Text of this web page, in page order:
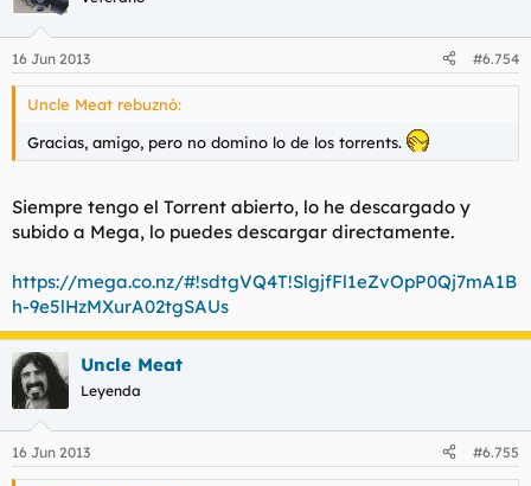
16 Jun 2013 #6.754
Uncle Meat rebuznó:
Gracias, amigo, pero no domino lo de los torrents.
Siempre tengo el Torrent abierto, lo he descargado y
subido a Mega, lo puedes descargar directamente.
https://mega.co.nz/#!sdtgVQ4T!SlgjfFl1eZvOpP0Qj7mA1B
h-9e5lHzMXurA02tgSAUs
Uncle Meat
Leyenda
16 Jun 2013 #6.755